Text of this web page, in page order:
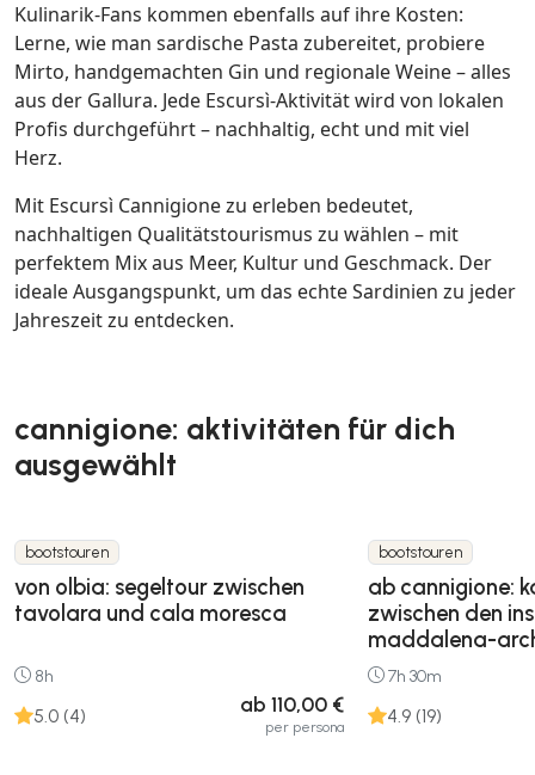
Kulinarik-Fans kommen ebenfalls auf ihre Kosten:
Lerne, wie man sardische Pasta zubereitet, probiere
Mirto, handgemachten Gin und regionale Weine – alles
aus der Gallura. Jede Escursì-Aktivität wird von lokalen
Profis durchgeführt – nachhaltig, echt und mit viel
Herz.
Mit Escursì Cannigione zu erleben bedeutet,
nachhaltigen Qualitätstourismus zu wählen – mit
perfektem Mix aus Meer, Kultur und Geschmack. Der
ideale Ausgangspunkt, um das echte Sardinien zu jeder
Jahreszeit zu entdecken.
cannigione: aktivitäten für dich
ausgewählt
bootstouren
von olbia: segeltour zwischen
tavolara und cala moresca
8h
5.0 (4) ab 110,00 €
per persona
bootstouren
ab cannigione:
zwischen den
maddalena-
7h 30m
4.9 (19)